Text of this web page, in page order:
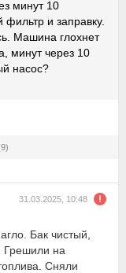
минут 10
и заправку.
Машина глохнет
минут через 10
насос?
31.03.2025, 10:48
Бак чистый,
Грешили на
Сняли